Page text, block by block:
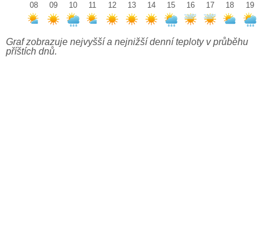
08
09
10
11
12
13
14
15
16
17
18
19
Graf zobrazuje nejvyšší a nejnižší denní teploty v průběhu
příštích dnů.